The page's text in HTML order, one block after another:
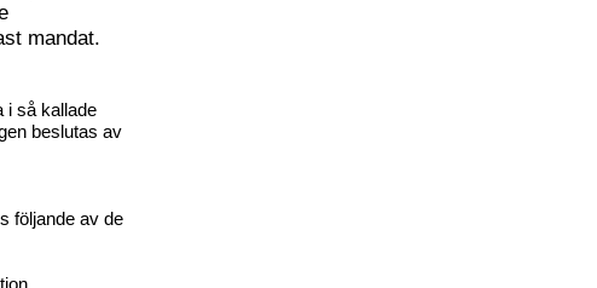
mandat.
i så kallade
beslutas av
följande av de